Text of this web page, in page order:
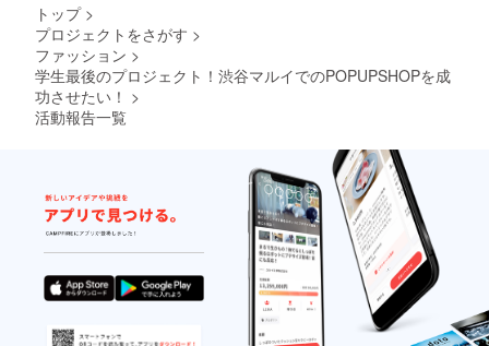
トップ >
プロジェクトをさがす >
ファッション >
学生最後のプロジェクト！渋谷マルイでのPOPUPSHOPを成
功させたい！ >
活動報告一覧